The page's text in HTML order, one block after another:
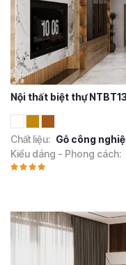
Nội thất biệt thự NTBT13
Chất liệu: Gỗ công
Kiểu dáng - Phong cách: